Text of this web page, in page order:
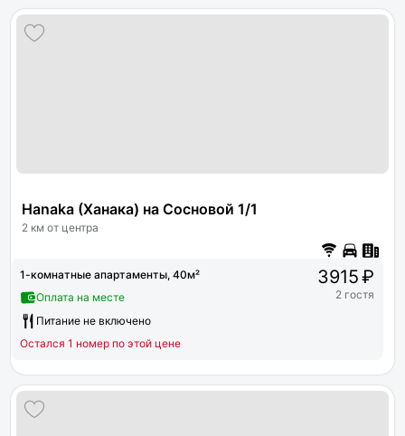
Hanaka (Ханака) на Сосновой 1/1
2 км от центра
1-комнатные апартаменты, 40м²
Оплата на месте
Питание не включено
Остался 1 номер по этой цене
3915 ₽
2 гостя